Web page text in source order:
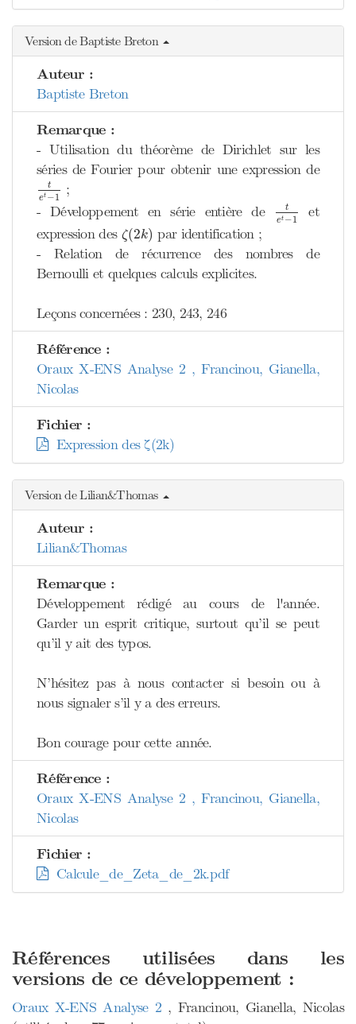
Version de Baptiste Breton
Auteur :
Baptiste Breton
Remarque :
- Utilisation du théorème de Dirichlet sur les
séries de Fourier pour obtenir une expression de
t
et −1
et
;
- Développement en série entière de
t
et −1
et
et
expression des ζ(2k)
ζ(2k) par identification ;
- Relation de récurrence des nombres de
Bernoulli et quelques calculs explicites.
Leçons concernées : 230, 243, 246
Référence :
Oraux X-ENS Analyse 2 , Francinou, Gianella,
Nicolas
Fichier :
Expression des ζ(2k)
Version de Lilian&Thomas
Auteur :
Lilian&Thomas
Remarque :
Développement rédigé au cours de l'année.
Garder un esprit critique, surtout qu’il se peut
qu’il y ait des typos.
N’hésitez pas à nous contacter si besoin ou à
nous signaler s’il y a des erreurs.
Bon courage pour cette année.
Référence :
Oraux X-ENS Analyse 2 , Francinou, Gianella,
Nicolas
Fichier :
Calcule_de_Zeta_de_2k.pdf
Références utilisées dans les
versions de ce développement :
Oraux X-ENS Analyse 2 , Francinou, Gianella, Nicolas